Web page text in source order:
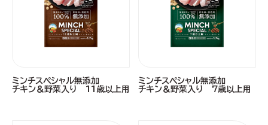
ミンチスペシャル無添加
チキン＆野菜入り 11歳以上用
ミンチスペシャル無添加
チキン＆野菜入り 7歳以上用